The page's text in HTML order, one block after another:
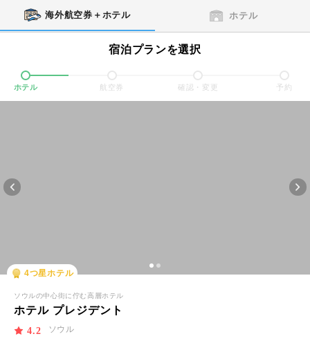
海外航空券＋ホテル ホテル
宿泊プランを選択
ホテル 航空券 確認・変更 予約
4つ星ホテル
ソウルの中心街に佇む高層ホテル
ホテル プレジデント
4.2 ソウル